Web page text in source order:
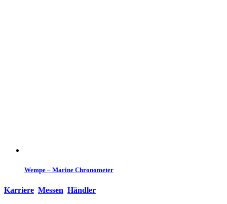
Wempe – Marine Chronometer
Karriere Messen Händler